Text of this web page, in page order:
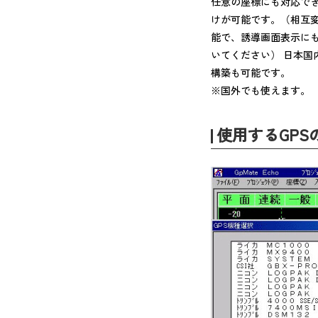
けが可能です。（相互
能で、誘導画面表示に
いてください） 日本国
構築も可能です。
※国外でも使えます。
使用するGPS